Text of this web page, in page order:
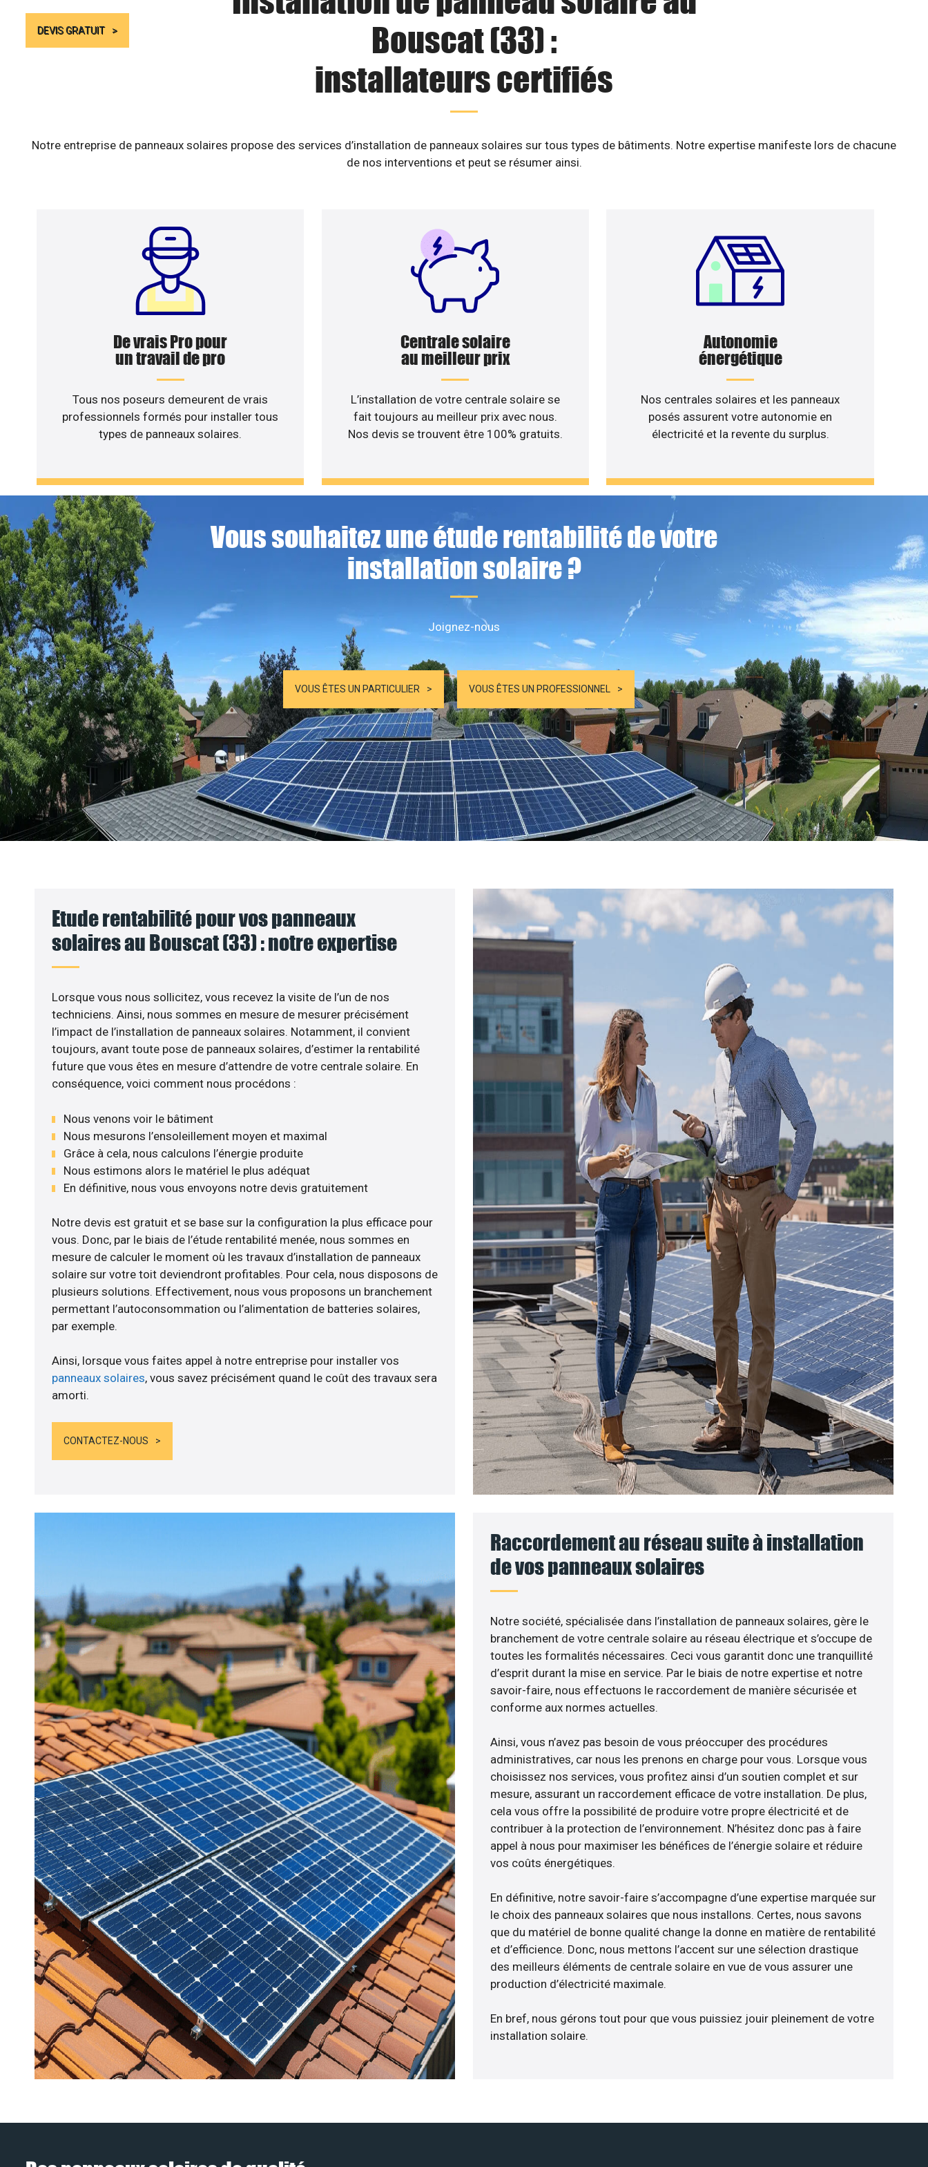
DEVIS GRATUIT
Bouscat (33) :
installateurs certifiés
Notre entreprise de panneaux solaires propose des services d’installation de panneaux solaires sur tous types de bâtiments. Notre expertise manifeste lors de chacune
de nos interventions et peut se résumer ainsi.
De vrais Pro pour
un travail de pro
Tous nos poseurs demeurent de vrais
professionnels formés pour installer tous
types de panneaux solaires.
Centrale solaire
au meilleur prix
L’installation de votre centrale solaire se
fait toujours au meilleur prix avec nous.
Nos devis se trouvent être 100% gratuits.
Autonomie
énergétique
Nos centrales solaires et les panneaux
posés assurent votre autonomie en
électricité et la revente du surplus.
Vous souhaitez une étude rentabilité de votre
installation solaire ?
Joignez-nous
VOUS ÊTES UN PARTICULIER VOUS ÊTES UN PROFESSIONNEL
Etude rentabilité pour vos panneaux
solaires au Bouscat (33) : notre expertise
Lorsque vous nous sollicitez, vous recevez la visite de l’un de nos
techniciens. Ainsi, nous sommes en mesure de mesurer précisément
l’impact de l’installation de panneaux solaires. Notamment, il convient
toujours, avant toute pose de panneaux solaires, d’estimer la rentabilité
future que vous êtes en mesure d’attendre de votre centrale solaire. En
conséquence, voici comment nous procédons :
Nous venons voir le bâtiment
Nous mesurons l’ensoleillement moyen et maximal
Grâce à cela, nous calculons l’énergie produite
Nous estimons alors le matériel le plus adéquat
En définitive, nous vous envoyons notre devis gratuitement
Notre devis est gratuit et se base sur la configuration la plus efficace pour
vous. Donc, par le biais de l’étude rentabilité menée, nous sommes en
mesure de calculer le moment où les travaux d’installation de panneaux
solaire sur votre toit deviendront profitables. Pour cela, nous disposons de
plusieurs solutions. Effectivement, nous vous proposons un branchement
permettant l’autoconsommation ou l’alimentation de batteries solaires,
par exemple.
Ainsi, lorsque vous faites appel à notre entreprise pour installer vos
panneaux solaires, vous savez précisément quand le coût des travaux sera
amorti.
CONTACTEZ-NOUS
Raccordement au réseau suite à installation
de vos panneaux solaires
Notre société, spécialisée dans l’installation de panneaux solaires, gère le
branchement de votre centrale solaire au réseau électrique et s’occupe de
toutes les formalités nécessaires. Ceci vous garantit donc une tranquillité
d’esprit durant la mise en service. Par le biais de notre expertise et notre
savoir-faire, nous effectuons le raccordement de manière sécurisée et
conforme aux normes actuelles.
Ainsi, vous n’avez pas besoin de vous préoccuper des procédures
administratives, car nous les prenons en charge pour vous. Lorsque vous
choisissez nos services, vous profitez ainsi d’un soutien complet et sur
mesure, assurant un raccordement efficace de votre installation. De plus,
cela vous offre la possibilité de produire votre propre électricité et de
contribuer à la protection de l’environnement. N’hésitez donc pas à faire
appel à nous pour maximiser les bénéfices de l’énergie solaire et réduire
vos coûts énergétiques.
En définitive, notre savoir-faire s’accompagne d’une expertise marquée sur
le choix des panneaux solaires que nous installons. Certes, nous savons
que du matériel de bonne qualité change la donne en matière de rentabilité
et d’efficience. Donc, nous mettons l’accent sur une sélection drastique
des meilleurs éléments de centrale solaire en vue de vous assurer une
production d’électricité maximale.
En bref, nous gérons tout pour que vous puissiez jouir pleinement de votre
installation solaire.